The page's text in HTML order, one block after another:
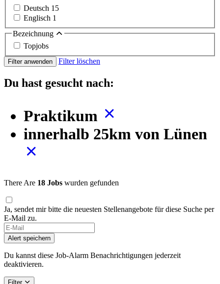
Deutsch 15
Englisch 1
Bezeichnung
Topjobs
Filter anwenden Filter löschen
Du hast gesucht nach:
Praktikum
innerhalb 25km von Lünen
There Are 18 Jobs wurden gefunden
Ja, sendet mir bitte die neuesten Stellenangebote für diese Suche per
E-Mail zu.
Alert speichern
Du kannst diese Job-Alarm Benachrichtigungen jederzeit
deaktivieren.
Filter